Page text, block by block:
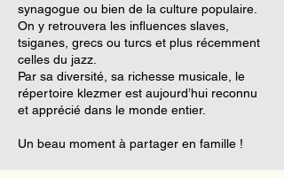
synagogue ou bien de la culture populaire.
On y retrouvera les influences slaves,
tsiganes, grecs ou turcs et plus récemment
celles du jazz.
Par sa diversité, sa richesse musicale, le
répertoire klezmer est aujourd’hui reconnu
et apprécié dans le monde entier.
Un beau moment à partager en famille !